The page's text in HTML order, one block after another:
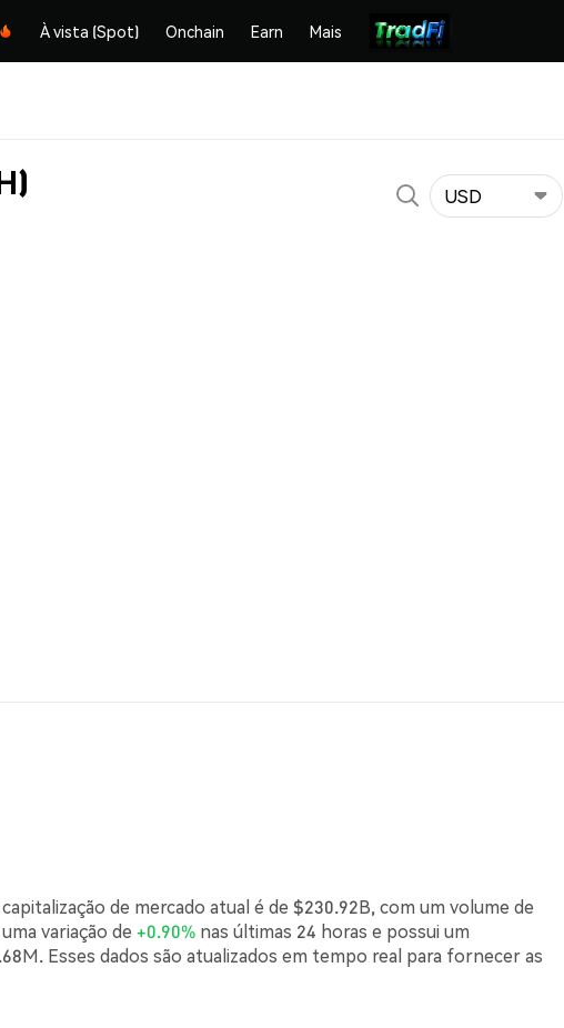
À vista (Spot) Onchain Earn Mais
USD
de mercado atual é de $230.92B, com um volume de
variação de +0.90% nas últimas 24 horas e possui um
Esses dados são atualizados em tempo real para fornecer as